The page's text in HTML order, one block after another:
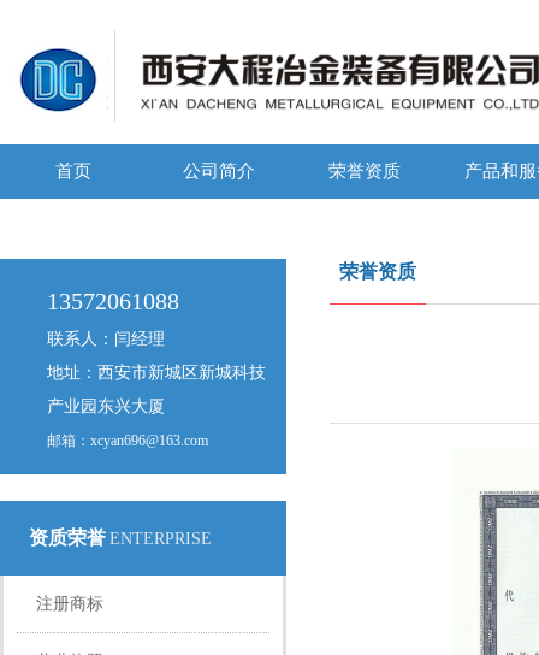
首页 公司简介 荣誉资质 产品和
13572061088
联系人：闫经理
地址：西安市新城区新城科技
产业园东兴大厦
邮箱：xcyan696@163.com
资质荣誉 ENTERPRISE
HONOURS
注册商标
荣誉资质